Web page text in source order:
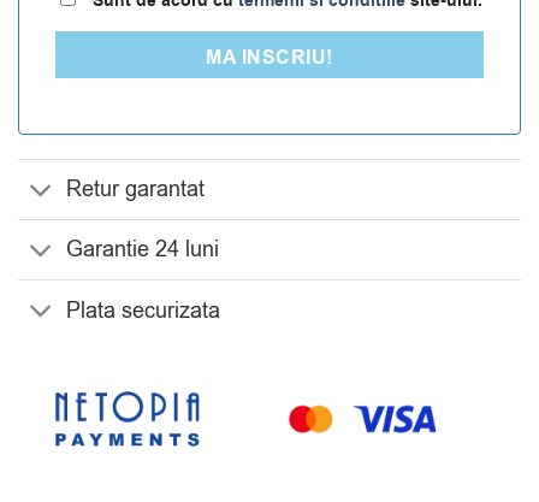
MA INSCRIU!
Retur garantat
Garantie 24 luni
Plata securizata